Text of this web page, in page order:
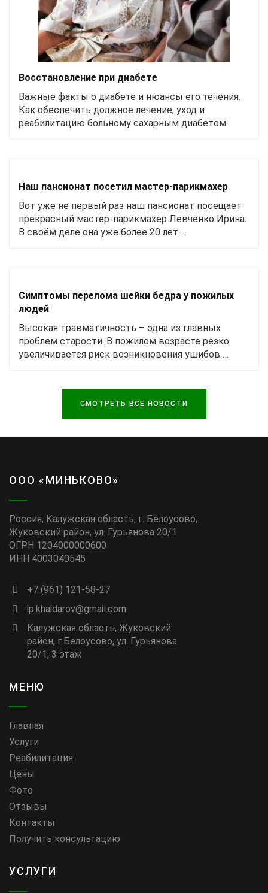
Восстановление при диабете
Важные факты о диабете и нюансы его течения.
Как обеспечить должное лечение, уход и
реабилитацию больному сахарным диабетом.
Наш пансионат посетил мастер-парикмахер
Вот уже не первый раз наш пансионат посещает
прекрасный мастер-парикмахер Левченко Ирина.
В своём деле она уже более 20 лет....
Симптомы перелома шейки бедра у пожилых
людей
Высокая травматичность – одна из главных
проблем старости. В пожилом возрасте резко
увеличивается риск возникновения ушибов …
СМОТРЕТЬ ВСЕ НОВОСТИ
ООО «МИНЬКОВО»
Россия, Калужская область, г. Белоусово,
Жуковский район, ул. Гурьянова 20/1
ОГРН 1204000000600
ИНН 4003040545
+7 (961) 121-58-27
ip.khaidarov@gmail.com
Калужская область, Жуковский
район, г.Белоусово, ул. Гурьянова
20/1, 3 этаж
МЕНЮ
Главная
Услуги
Реабилитация
Цены
Фото
Отзывы
Контакты
Получить консультацию
УСЛУГИ